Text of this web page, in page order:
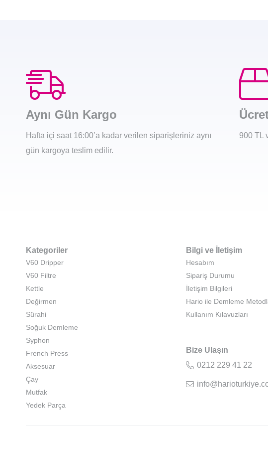
Aynı Gün Kargo
Hafta içi saat 16:00’a kadar verilen siparişleriniz aynı
gün kargoya teslim edilir.
900 TL
Kategoriler
V60 Dripper
V60 Filtre
Kettle
Değirmen
Sürahi
Soğuk Demleme
Syphon
French Press
Aksesuar
Çay
Mutfak
Yedek Parça
Bilgi ve İletişim
Hesabım
Sipariş Durumu
İletişim Bilgileri
Hario ile Demleme
Kullanım Kılavuzları
Bize Ulaşın
0212 229 41 22